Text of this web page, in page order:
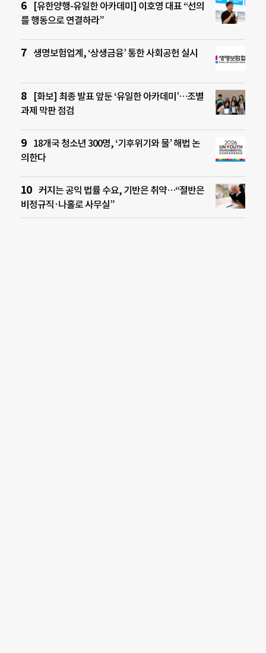
[유한양행-유일한 아카데미] 이호영 대표 “선의
를 행동으로 연결하라”
생명보험업계, ‘상생금융’ 통한 사회공헌 실시
[화보] 최종 발표 앞둔 ‘유일한 아카데미’…조별
과제 막판 점검
18개국 청소년 300명, ‘기후위기와 물’ 해법 논
의한다
커지는 공익 법률 수요, 기반은 취약…“절반은
비정규직·나홀로 사무실”